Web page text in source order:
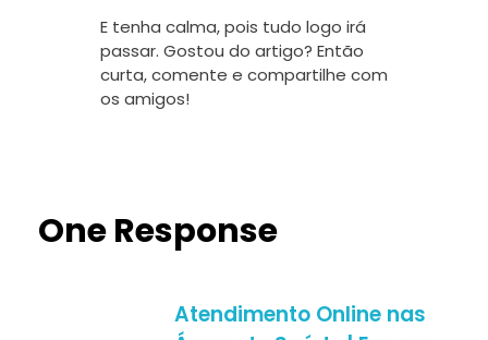
E tenha calma, pois tudo logo irá
passar. Gostou do artigo? Então
curta, comente e compartilhe com
os amigos!
One Response
Atendimento Online nas